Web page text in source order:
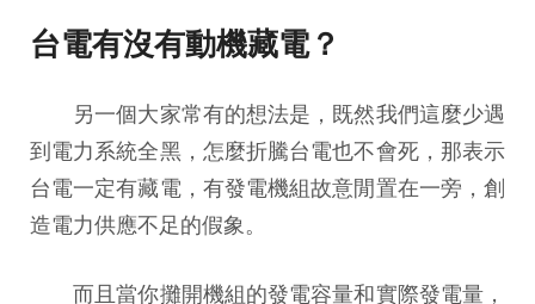
台電有沒有動機藏電？
另一個大家常有的想法是，既然我們這麼少遇
到電力系統全黑，怎麼折騰台電也不會死，那表示
台電一定有藏電，有發電機組故意閒置在一旁，創
造電力供應不足的假象。
而且當你攤開機組的發電容量和實際發電量，